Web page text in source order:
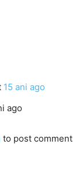
15 ani ago
ago
to post